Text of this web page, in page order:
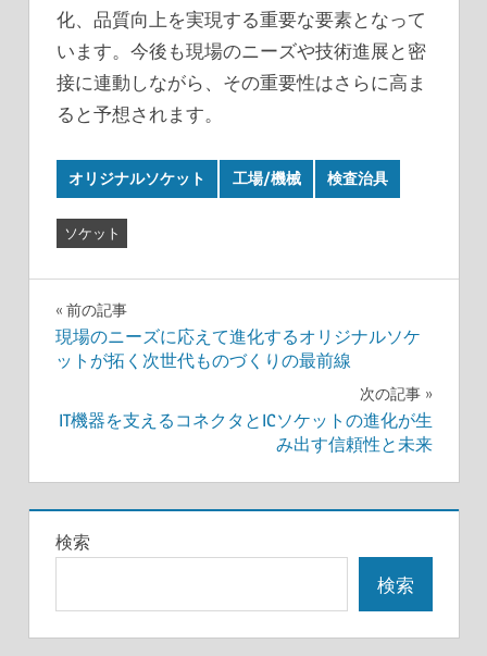
化、品質向上を実現する重要な要素となって
います。今後も現場のニーズや技術進展と密
接に連動しながら、その重要性はさらに高ま
ると予想されます。
オリジナルソケット 工場/機械 検査治具
ソケット
投
稿
ゲ
ー
シ
ョ
前の記事
現場のニーズに応えて進化するオリジナルソケ
ットが拓く次世代ものづくりの最前線
次の記事
IT機器を支えるコネクタとICソケットの進化が生
み出す信頼性と未来
検索
検索